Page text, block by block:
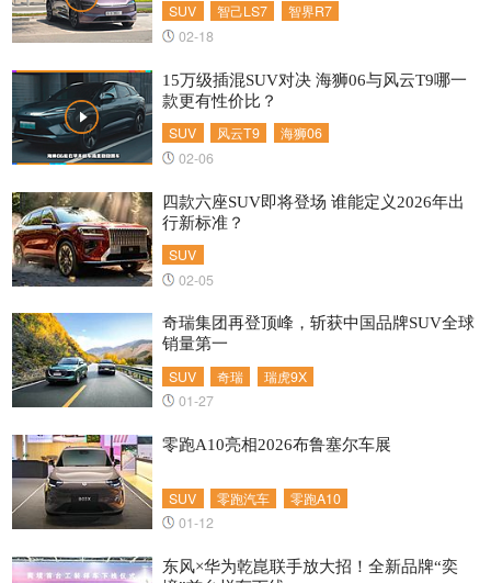
SUV 智己LS7 智界R7
02-18
SUV 风云T9 海狮06
15万级插混SUV对决 海狮06与风云T9哪一
款更有性价比？
02-06
SUV
四款六座SUV即将登场 谁能定义2026年出
行新标准？
02-05
SUV 奇瑞 瑞虎9X
奇瑞集团再登顶峰，斩获中国品牌SUV全球
销量第一
01-27
SUV 零跑汽车 零跑A10
零跑A10亮相2026布鲁塞尔车展
01-12
东风×华为乾崑联手放大招！全新品牌“奕